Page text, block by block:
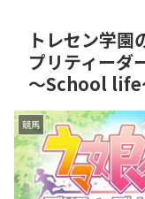
トレセン学園
プリティーダ
～School life
競馬